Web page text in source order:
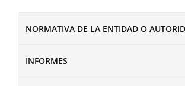
NORMATIVA DE LA ENTIDAD O
INFORMES